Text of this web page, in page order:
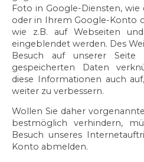
Foto in Google-Diensten, wie
oder in Ihrem Google-Konto
wie z.B. auf Webseiten
eingeblendet werden. Des
Besuch auf unserer
gespeicherten Daten
diese Informationen auch
weiter zu verbessern.
Wollen Sie daher
bestmöglich verhindern,
Besuch unseres
Konto abmelden.